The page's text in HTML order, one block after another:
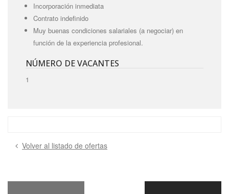
Incorporación inmediata
Contrato indefinido
Muy buenas condiciones salariales (a negociar) en
función de la experiencia profesional.
NÚMERO DE VACANTES
1
Volver al listado de ofertas